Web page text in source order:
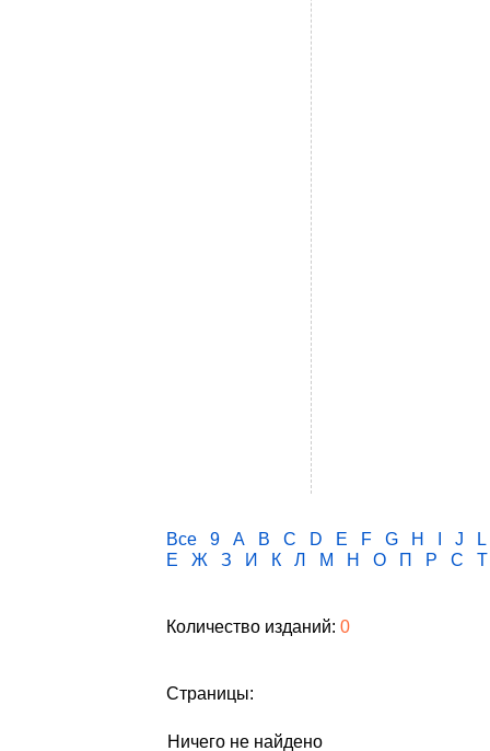
Все 9 A B C D E F G H J
L
Е
Ж З И К Л М Н О П Р С Т
Количество изданий: 0
Страницы:
Ничего не найдено